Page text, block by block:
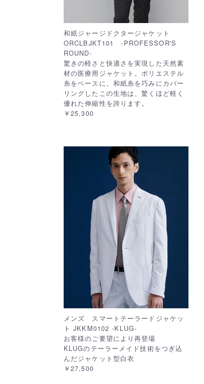
和紙ジャージドクタージャケット
ORCLBJKT101 -PROFESSOR'S
ROUND-
驚きの軽さと快適さを実現した天然素
材の医療用ジャケット。ポリエステル
糸をベースに、和紙糸を巧みにカバー
リングしたこの生地は、驚くほど軽く
優れた伸縮性を誇ります。
￥25,300
メンズ スマートテーラードジャケッ
ト JKKM0102 -KLUG-
お客様のご要望により再登場
KLUGのテーラーメイド技術をつぎ込
んだジャケット型白衣
￥27,500